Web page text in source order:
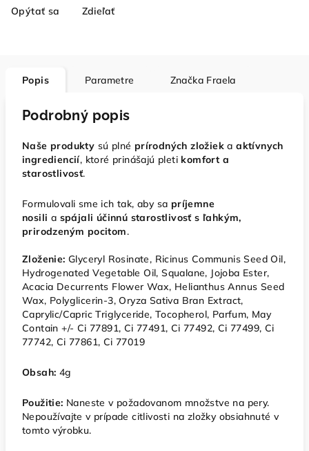
Opýtať sa Zdieľať
Popis Parametre Značka Fraela
Podrobný popis
Naše produkty sú plné prírodných zložiek a aktívnych
ingrediencií, ktoré prinášajú pleti komfort a
starostlivosť.
Formulovali sme ich tak, aby sa príjemne
nosili a spájali účinnú starostlivosť s ľahkým,
prirodzeným pocitom.
Zloženie: Glyceryl Rosinate, Ricinus Communis Seed Oil,
Hydrogenated Vegetable Oil, Squalane, Jojoba Ester,
Acacia Decurrents Flower Wax, Helianthus Annus Seed
Wax, Polyglicerin-3, Oryza Sativa Bran Extract,
Caprylic/Capric Triglyceride, Tocopherol, Parfum, May
Contain +/- Ci 77891, Ci 77491, Ci 77492, Ci 77499, Ci
77742, Ci 77861, Ci 77019
Obsah: 4g
Použitie: Naneste v požadovanom množstve na pery.
Nepoužívajte v prípade citlivosti na zložky obsiahnuté v
tomto výrobku.